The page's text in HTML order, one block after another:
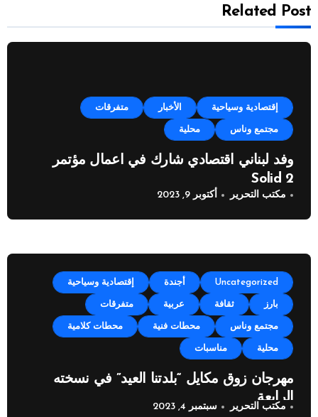
Related Post
إقتصادية وسياحية الأخبار متفرقات
مجتمع وناس محلية
وفد لبناني اقتصادي شارك في اعمال مؤتمر
Solid 2
مكتب التحرير أكتوبر 9, 2023
Uncategorized أجندة إقتصادية وسياحية
بارز ثقافة عربية متفرقات
مجتمع وناس محطات فنية محطات كلامية
محلية مناسبات
مهرجان زوق مكايل “بلدتنا العيد” في نسخته
الرابعة
مكتب التحرير سبتمبر 4, 2023